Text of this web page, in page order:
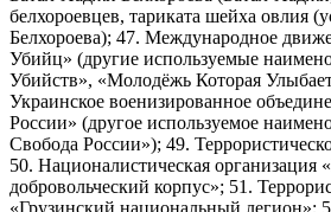
белхороевцев, тариката шейха овлия
Белхороева); 47. Международное
Убийц» (другие используемые
Убийств», «Молодёжь Которая
Украинское военизированное
России» (другое используемое
Свобода России»); 49.
50. Националистическая организация
добровольческий корпус»; 51.
«Грузинский национальный легион»;